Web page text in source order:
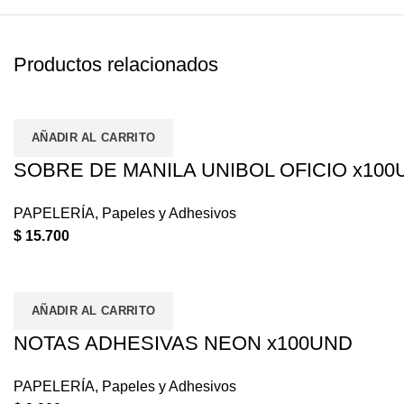
Productos relacionados
AÑADIR AL CARRITO
SOBRE DE MANILA UNIBOL OFICIO
PAPELERÍA, Papeles y Adhesivos
$ 15.700
AÑADIR AL CARRITO
NOTAS ADHESIVAS NEON x100UND
PAPELERÍA, Papeles y Adhesivos